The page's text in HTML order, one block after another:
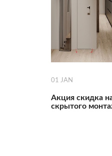
01 JAN
Акция скидка
скрытого